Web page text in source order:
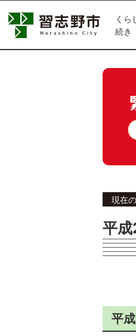
くら
続き
現在
平
平